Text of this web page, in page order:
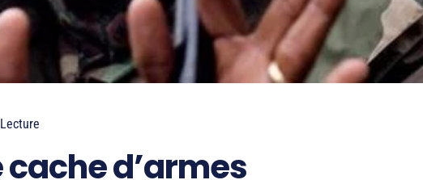
Lecture
d’armes